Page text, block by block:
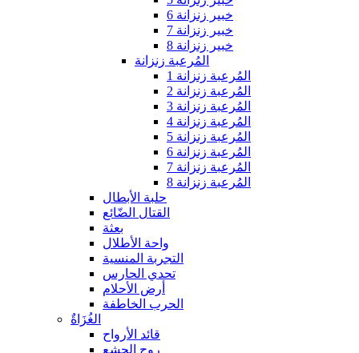
خبير زنزانة 6
خبير زنزانة 7
خبير زنزانة 8
المُرعبة زنزانة
المُرعبة زنزانة 1
المُرعبة زنزانة 2
المُرعبة زنزانة 3
المُرعبة زنزانة 4
المُرعبة زنزانة 5
المُرعبة زنزانة 6
المُرعبة زنزانة 7
المُرعبة زنزانة 8
حلبة الأبطال
القتال الضّائع
بعثة
واحة الأطلال
التجربة المنسية
تحدي الحارس
أرض الأحلام
الحرب الخاطفة
الغُزَاةٌ
قائد الأرواح
روح الجشع